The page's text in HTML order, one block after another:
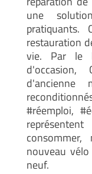
une
pratiquants.
restauration
vie. Par le
d'ancienne
#réemploi,
nouveau
neuf.